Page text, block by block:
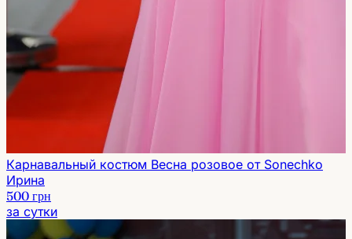
Карнавальный костюм Весна розовое от Sonechko
Ирина
500 грн
за сутки